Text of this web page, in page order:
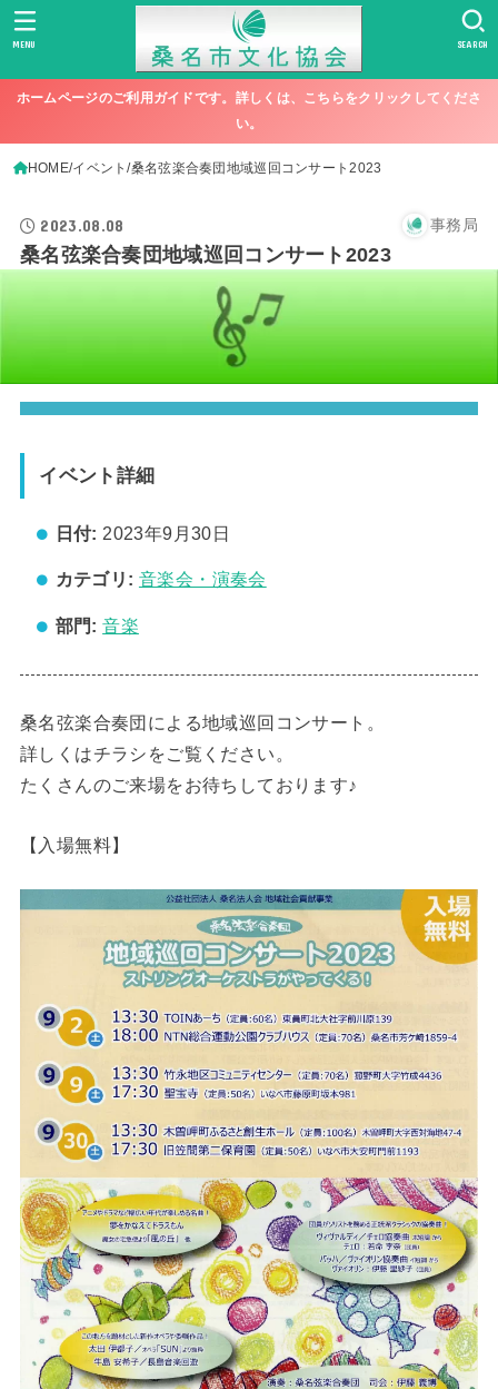
SEARCH
MENU
ホームページのご利用ガイドです。詳しくは、こちらをクリックしてくださ
い。
HOME イベント 桑名弦楽合奏団地域巡回コンサート2023
2023.08.08 事務局
桑名弦楽合奏団地域巡回コンサート2023
イベント詳細
日付: 2023年9月30日
カテゴリ: 音楽会・演奏会
部門: 音楽
桑名弦楽合奏団による地域巡回コンサート。
詳しくはチラシをご覧ください。
たくさんのご来場をお待ちしております♪
【入場無料】